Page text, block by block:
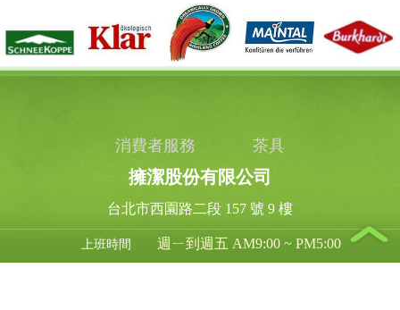
消費者服務 茶具
擁潔股份有限公司
台北市西園路二段 157 號 9 樓
上班時間 週ㄧ到週五 AM9:00 ~ PM5:00